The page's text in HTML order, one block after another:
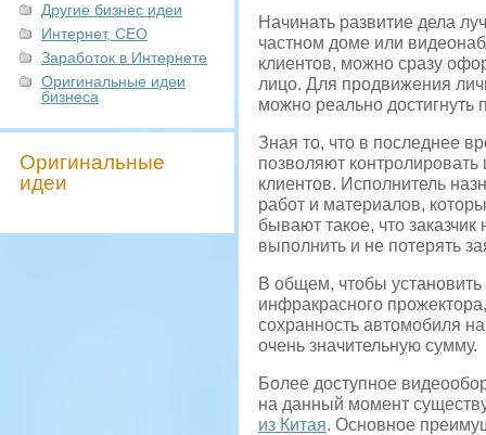
Другие бизнес идеи
Интернет, СЕО
Заработок в Интернете
Оригинальные идеи
бизнеса
Оригинальные
идеи
Начинать развитие дела
частном доме или
клиентов, можно сразу
лицо. Для продвижения
можно реально достигнуть
Зная то, что в последнее
позволяют контролировать
клиентов. Исполнитель
работ и материалов,
бывают такое, что
выполнить и не потерять
В общем, чтобы
инфракрасного
сохранность автомобиля
очень значительную сумму.
Более доступное
на данный момент
из Китая. Основное